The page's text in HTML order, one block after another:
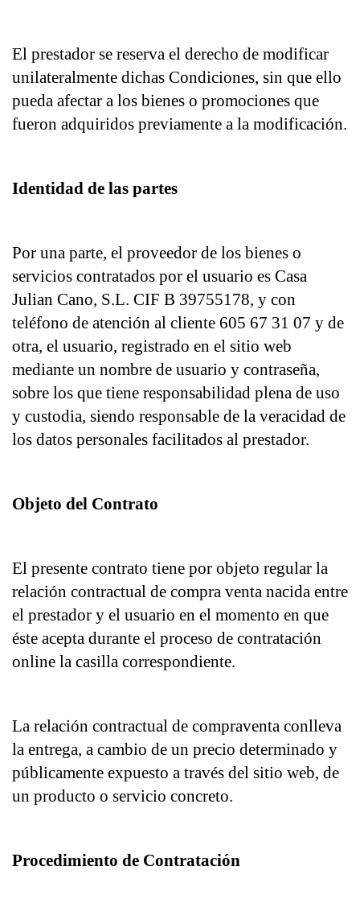
El prestador se reserva el derecho de modificar
unilateralmente dichas Condiciones, sin que ello
pueda afectar a los bienes o promociones que
fueron adquiridos previamente a la modificación.
Identidad de las partes
Por una parte, el proveedor de los bienes o
servicios contratados por el usuario es Casa
Julian Cano, S.L. CIF B 39755178, y con
teléfono de atención al cliente 605 67 31 07 y de
otra, el usuario, registrado en el sitio web
mediante un nombre de usuario y contraseña,
sobre los que tiene responsabilidad plena de uso
y custodia, siendo responsable de la veracidad de
los datos personales facilitados al prestador.
Objeto del Contrato
El presente contrato tiene por objeto regular la
relación contractual de compra venta nacida entre
el prestador y el usuario en el momento en que
éste acepta durante el proceso de contratación
online la casilla correspondiente.
La relación contractual de compraventa conlleva
la entrega, a cambio de un precio determinado y
públicamente expuesto a través del sitio web, de
un producto o servicio concreto.
Procedimiento de Contratación